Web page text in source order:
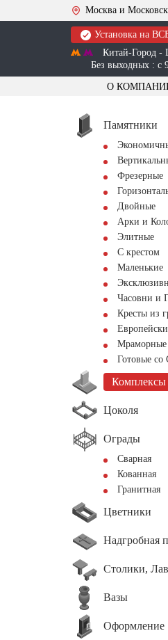
Москва и
Установка на
Китай-Город -
Без выходных : с
О
Памятники
Фрезерные
Двойные
Арки и
Элитные
С крестом
Маленькие
Часовни и
Кресты из
Мраморные
Готовые со
Комплексы
Цоколя
Ограды
Сварная
Кованная
Гранитная
Цветники
Надгробная
Столики,
Вазы
Оформление